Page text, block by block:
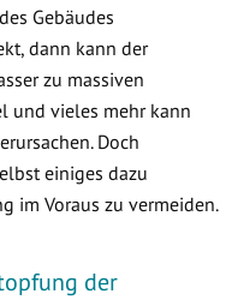
Gebäudes
dann kann der
zu massiven
und vieles mehr kann
Doch
einiges dazu
im Voraus zu vermeiden.
der